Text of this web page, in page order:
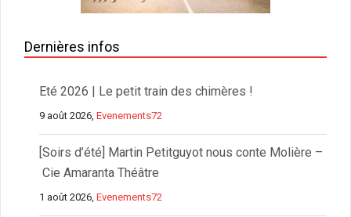
Dernières infos
Eté 2026 | Le petit train des chimères !
9 août 2026,Evenements72
[Soirs d’été] Martin Petitguyot nous conte Molière –
Cie Amaranta Théâtre
1 août 2026,Evenements72